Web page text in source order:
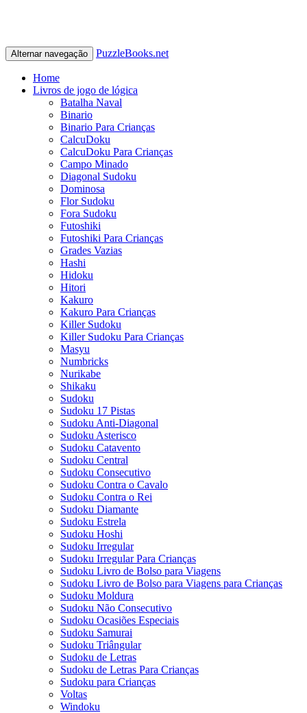
Alternar navegação PuzzleBooks.net
Home
Livros de jogo de lógica
Batalha Naval
Binario
Binario Para Crianças
CalcuDoku
CalcuDoku Para Crianças
Campo Minado
Diagonal Sudoku
Dominosa
Flor Sudoku
Fora Sudoku
Futoshiki
Futoshiki Para Crianças
Grades Vazias
Hashi
Hidoku
Hitori
Kakuro
Kakuro Para Crianças
Killer Sudoku
Killer Sudoku Para Crianças
Masyu
Numbricks
Nurikabe
Shikaku
Sudoku
Sudoku 17 Pistas
Sudoku Anti-Diagonal
Sudoku Asterisco
Sudoku Catavento
Sudoku Central
Sudoku Consecutivo
Sudoku Contra o Cavalo
Sudoku Contra o Rei
Sudoku Diamante
Sudoku Estrela
Sudoku Hoshi
Sudoku Irregular
Sudoku Irregular Para Crianças
Sudoku Livro de Bolso para Viagens
Sudoku Livro de Bolso para Viagens para Crianças
Sudoku Moldura
Sudoku Não Consecutivo
Sudoku Ocasiões Especiais
Sudoku Samurai
Sudoku Triângular
Sudoku de Letras
Sudoku de Letras Para Crianças
Sudoku para Crianças
Voltas
Windoku